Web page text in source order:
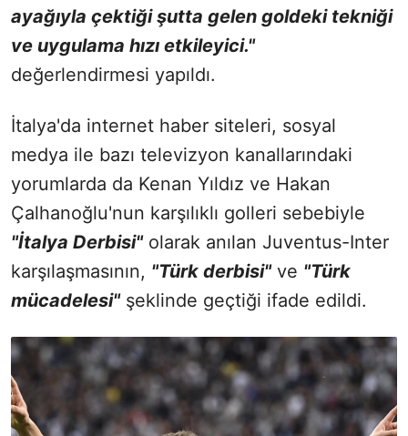
ayağıyla çektiği şutta gelen goldeki tekniği
ve uygulama hızı etkileyici."
değerlendirmesi yapıldı.
İtalya'da internet haber siteleri, sosyal
medya ile bazı televizyon kanallarındaki
yorumlarda da Kenan Yıldız ve Hakan
Çalhanoğlu'nun karşılıklı golleri sebebiyle
"İtalya Derbisi"olarak anılan Juventus-Inter
karşılaşmasının, "Türk derbisi"ve "Türk
mücadelesi"şeklinde geçtiği ifade edildi.